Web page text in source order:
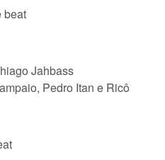
beat
Jahbass
Pedro Itan e Ricô